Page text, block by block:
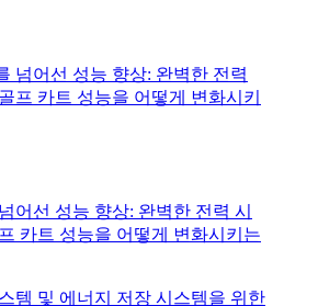
어선 성능 향상: 완벽한 전력 시
카트 성능을 어떻게 변화시키는